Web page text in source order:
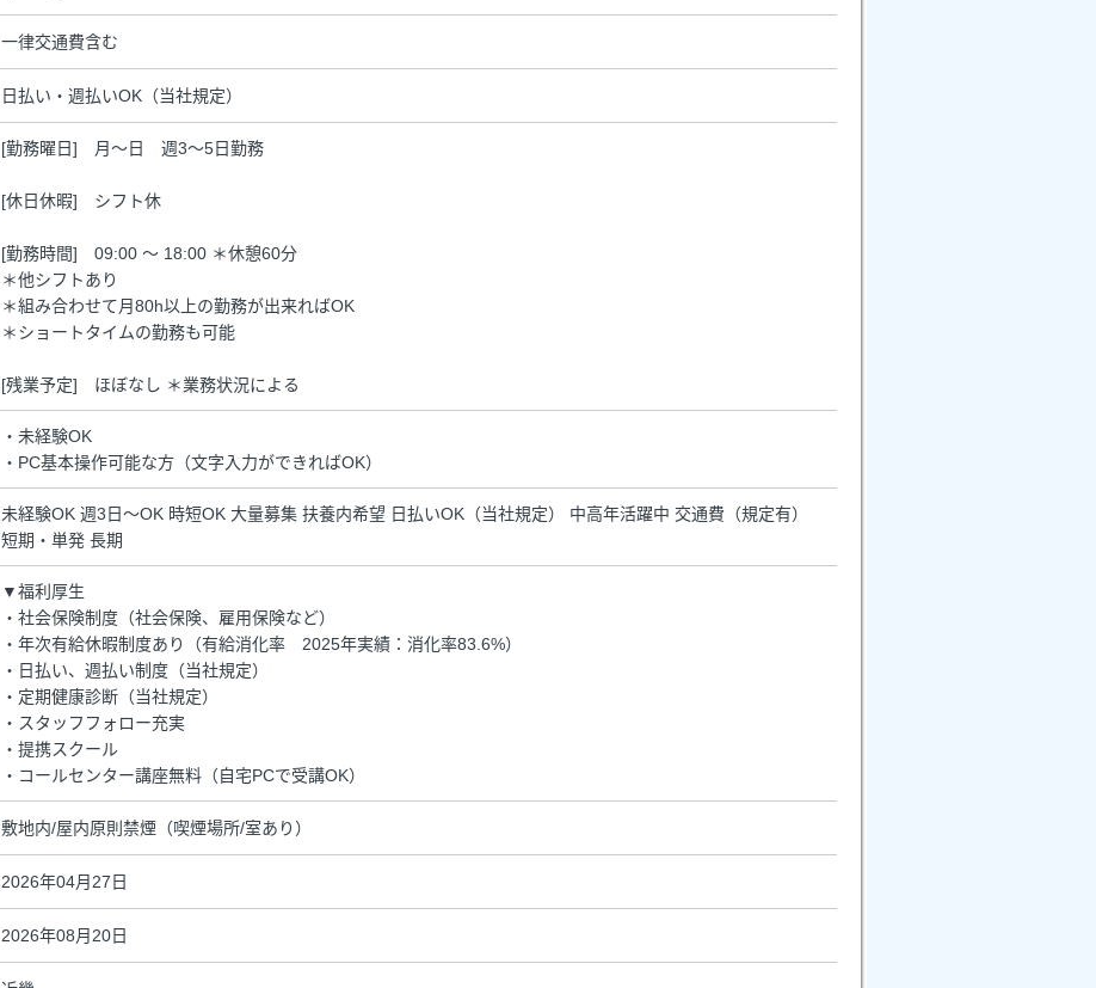
一律交通費含む
日払い・週払いOK（当社規定）
[勤務曜日] 月～日 週3～5日勤務
[休日休暇] シフト休
[勤務時間] 09:00 ～ 18:00 ＊休憩60分
＊他シフトあり
＊組み合わせて月80h以上の勤務が出来ればOK
＊ショートタイムの勤務も可能
[残業予定] ほぼなし ＊業務状況による
・未経験OK
・PC基本操作可能な方（文字入力ができればOK）
未経験OK 週3日～OK 時短OK 大量募集 扶養内希望 日払いOK（当社規定） 中高年活躍中 交通費（規定有）
短期・単発 長期
▼福利厚生
・社会保険制度（社会保険、雇用保険など）
・年次有給休暇制度あり（有給消化率 2025年実績：消化率83.6%）
・日払い、週払い制度（当社規定）
・定期健康診断（当社規定）
・スタッフフォロー充実
・提携スクール
・コールセンター講座無料（自宅PCで受講OK）
敷地内/屋内原則禁煙（喫煙場所/室あり）
2026年04月27日
2026年08月20日